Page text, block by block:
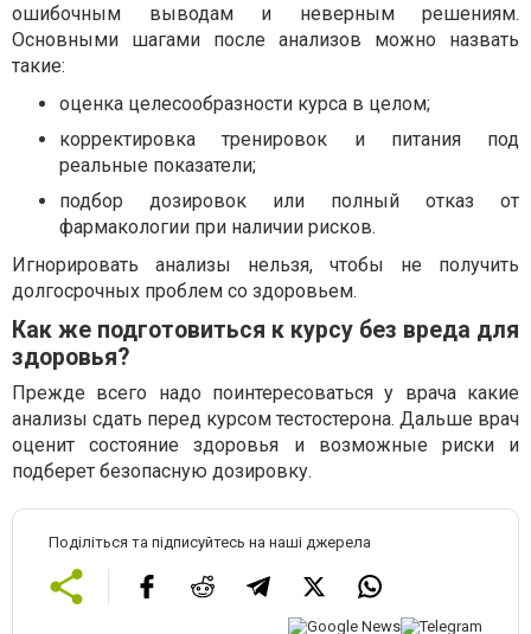
ошибочным выводам и неверным решениям.
Основными шагами после анализов можно назвать
такие:
оценка целесообразности курса в целом;
корректировка тренировок и питания под
реальные показатели;
подбор дозировок или полный отказ от
фармакологии при наличии рисков.
Игнорировать анализы нельзя, чтобы не получить
долгосрочных проблем со здоровьем.
Как же подготовиться к курсу без вреда для
здоровья?
Прежде всего надо поинтересоваться у врача какие
анализы сдать перед курсом тестостерона. Дальше врач
оценит состояние здоровья и возможные риски и
подберет безопасную дозировку.
Поділіться та підписуйтесь на наші джерела